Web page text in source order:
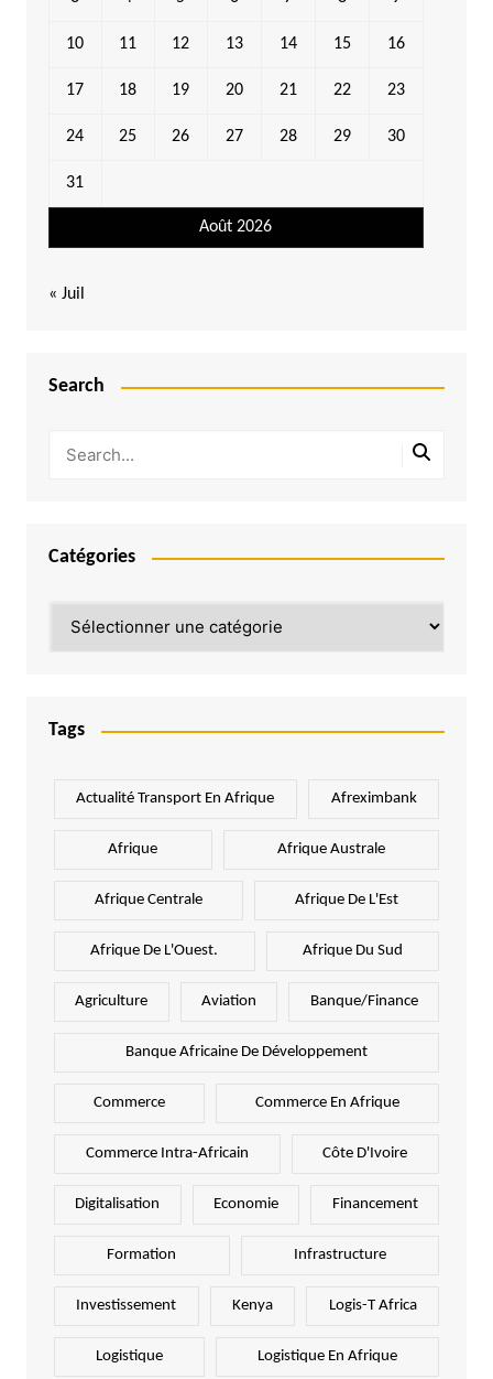
Août 2026
10 11 12 13 14 15 16
17 18 19 20 21 22 23
24 25 26 27 28 29 30
31
« Juil
Search
Catégories
Tags
Actualité Transport En Afrique Afreximbank
Afrique Afrique Australe
Afrique Centrale Afrique De L'Est
Afrique De L'Ouest. Afrique Du Sud
Agriculture Aviation Banque/Finance
Banque Africaine De Développement
Commerce Commerce En Afrique
Commerce Intra-Africain Côte D'Ivoire
Digitalisation Economie Financement
Formation Infrastructure
Investissement Kenya Logis-T Africa
Logistique Logistique En Afrique